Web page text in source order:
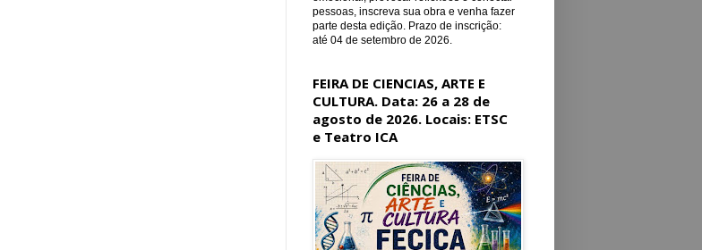
pessoas, inscreva sua obra e venha fazer
parte desta edição. Prazo de inscrição:
até 04 de setembro de 2026.
FEIRA DE CIENCIAS, ARTE E
CULTURA. Data: 26 a 28 de
agosto de 2026. Locais: ETSC
e Teatro ICA